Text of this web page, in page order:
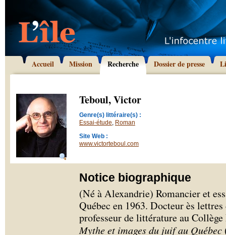
Accueil Mission Recherche Dossier de presse
Teboul, Victor
Genre(s) littéraire(s) :
Essai-étude, Roman
Site Web :
www.victorteboul.com
Notice biographique
(Né à Alexandrie) Romancier et
Québec en 1963. Docteur ès
professeur de littérature au
Mythe et images du juif au Québec